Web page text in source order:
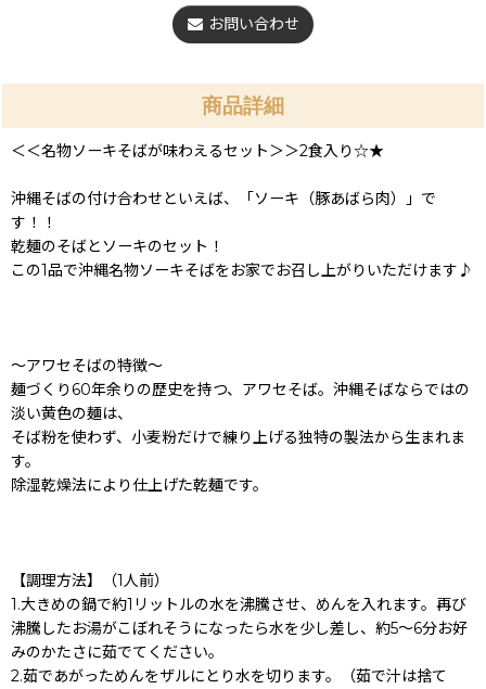
お問い合わせ
商品詳細
＜＜名物ソーキそばが味わえるセット＞＞2食入り☆★
沖縄そばの付け合わせといえば、「ソーキ（豚あばら肉）」で
す！！
乾麺のそばとソーキのセット！
この1品で沖縄名物ソーキそばをお家でお召し上がりいただけます♪
〜アワセそばの特徴〜
麺づくり60年余りの歴史を持つ、アワセそば。沖縄そばならではの
淡い黄色の麺は、
そば粉を使わず、小麦粉だけで練り上げる独特の製法から生まれま
す。
除湿乾燥法により仕上げた乾麺です。
【調理方法】（1人前）
1.大きめの鍋で約1リットルの水を沸騰させ、めんを入れます。再び
沸騰したお湯がこぼれそうになったら水を少し差し、約5〜6分お好
みのかたさに茹でてください。
2.茹であがっためんをザルにとり水を切ります。（茹で汁は捨て